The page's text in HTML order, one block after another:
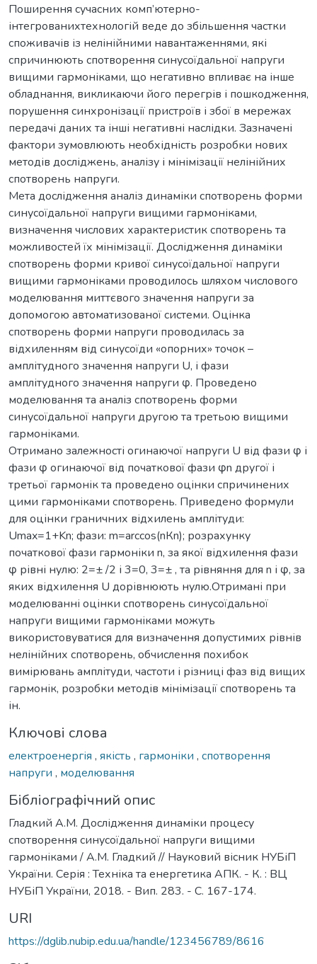
Поширення сучасних комп’ютерно-
інтегрованихтехнологій веде до збільшення частки
споживачів із нелінійними навантаженнями, які
спричинюють спотворення синусоїдальної напруги
вищими гармоніками, що негативно впливає на інше
обладнання, викликаючи його перегрів і пошкодження,
порушення синхронізації пристроїв і збої в мережах
передачі даних та інші негативні наслідки. Зазначені
фактори зумовлюють необхідність розробки нових
методів досліджень, аналізу і мінімізації нелінійних
спотворень напруги.
Мета дослідження аналіз динаміки спотворень форми
синусоїдальної напруги вищими гармоніками,
визначення числових характеристик спотворень та
можливостей їх мінімізації. Дослідження динаміки
спотворень форми кривої синусоїдальної напруги
вищими гармоніками проводилось шляхом числового
моделювання миттєвого значення напруги за
допомогою автоматизованої системи. Оцінка
спотворень форми напруги проводилась за
відхиленням від синусоїди «опорних» точок –
амплітудного значення напруги U, і фази
амплітудного значення напруги φ. Проведено
моделювання та аналіз спотворень форми
синусоїдальної напруги другою та третьою вищими
гармоніками.
Отримано залежності огинаючої напруги U від фази φ і
фази φ огинаючої від початкової фази φn другої і
третьої гармонік та проведено оцінки спричинених
цими гармоніками спотворень. Приведено формули
для оцінки граничних відхилень амплітуди:
Umаx=1+Kn; фази: m=аrссоs(nКn); розрахунку
початкової фази гармоніки n, за якої відхилення фази
φ рівні нулю: 2=± /2 і 3=0, 3=± , та рівняння для n і φ, за
яких відхилення U дорівнюють нулю.Отримані при
моделюванні оцінки спотворень синусоїдальної
напруги вищими гармоніками можуть
використовуватися для визначення допустимих рівнів
нелінійних спотворень, обчислення похибок
вимірювань амплітуди, частоти і різниці фаз від вищих
гармонік, розробки методів мінімізації спотворень та
ін.
Ключові слова
електроенергія , якість , гармоніки , спотворення
напруги , моделювання
Бібліографічний опис
Гладкий А.М. Дослідження динаміки процесу
спотворення синусоїдальної напруги вищими
гармоніками / А.М. Гладкий // Науковий вісник НУБіП
України. Серія : Техніка та енергетика АПК. - К. : ВЦ
НУБіП України, 2018. - Вип. 283. - С. 167-174.
URI
https://dglib.nubip.edu.ua/handle/123456789/8616